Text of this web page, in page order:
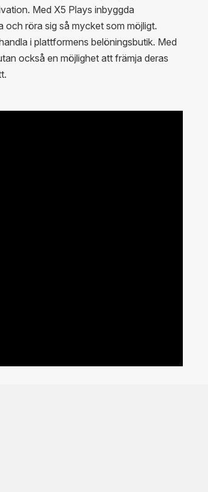
Med X5 Plays inbyggda
röra sig så mycket som möjligt.
i plattformens belöningsbutik. Med
också en möjlighet att främja deras